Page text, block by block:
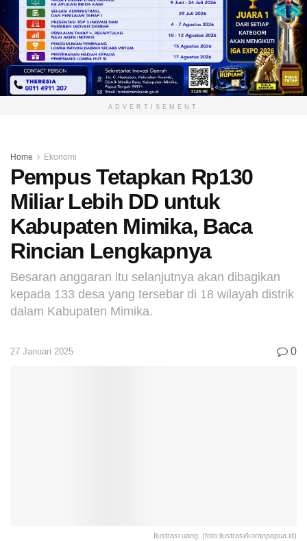
ADVERTISEMENT
Home Ekonomi
Pempus Tetapkan Rp130
Miliar Lebih DD untuk
Kabupaten Mimika, Baca
Rincian Lengkapnya
Besaran anggaran itu selanjutnya akan dibagikan
kepada 133 desa yang tersebar di 18 wilayah distrik
dalam Kabupaten Mimika.
27 Januari 2025 0
Ilustrasi uang. (foto:ilustrasi/koranpapua.id)